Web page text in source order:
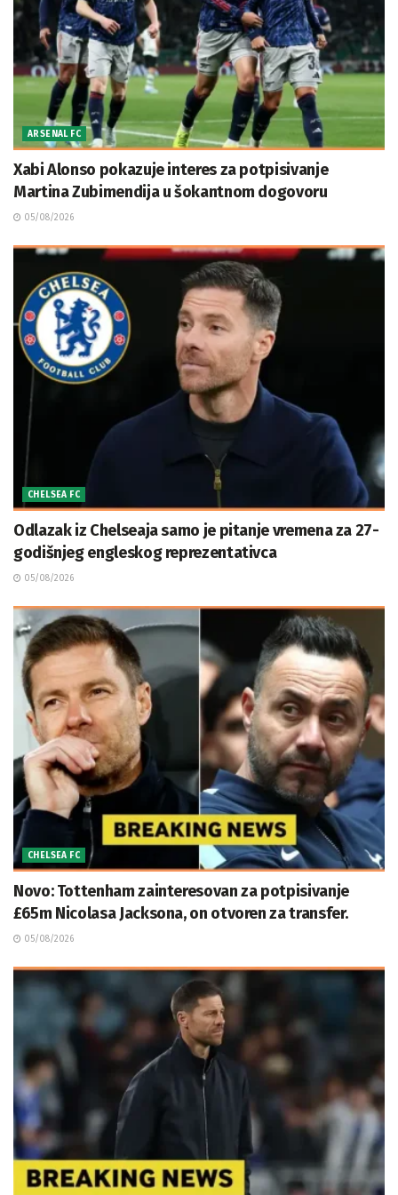
ARSENAL FC
Xabi Alonso pokazuje interes za potpisivanje
Martina Zubimendija u šokantnom dogovoru
05/08/2026
CHELSEA FC
Odlazak iz Chelseaja samo je pitanje vremena za 27-
godišnjeg engleskog reprezentativca
05/08/2026
CHELSEA FC
Novo: Tottenham zainteresovan za potpisivanje
£65m Nicolasa Jacksona, on otvoren za transfer.
05/08/2026